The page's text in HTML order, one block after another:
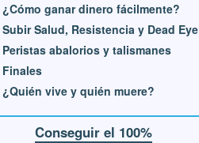
¿Cómo ganar dinero fácilmente?
Subir Salud, Resistencia y Dead Eye
Peristas abalorios y talismanes
Finales
¿Quién vive y quién muere?
Conseguir el 100%